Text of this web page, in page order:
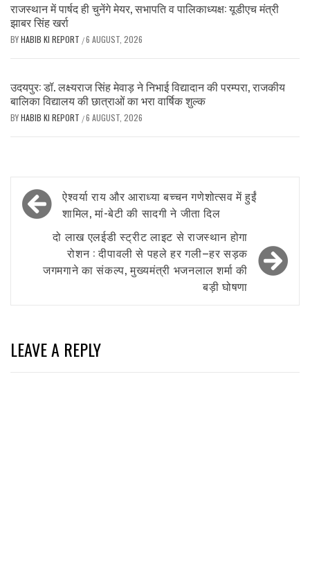
राजस्थान में पार्षद ही चुनेंगे मेयर, सभापति व पालिकाध्यक्ष: यूडीएच मंत्री
झाबर सिंह खर्रा
BYHABIB KI REPORT /6 AUGUST, 2026
उदयपुर: डॉ. लक्ष्यराज सिंह मेवाड़ ने निभाई विद्यादान की परम्परा, राजकीय
बालिका विद्यालय की छात्राओं का भरा वार्षिक शुल्क
BYHABIB KI REPORT /6 AUGUST, 2026
Post
navigation
ऐश्वर्या राय और आराध्या बच्चन गणेशोत्सव में हुईं
शामिल, मां-बेटी की सादगी ने जीता दिल
दो लाख एलईडी स्ट्रीट लाइट से राजस्थान होगा
रोशन : दीपावली से पहले हर गली–हर सड़क
जगमगाने का संकल्प, मुख्यमंत्री भजनलाल शर्मा की
बड़ी घोषणा
LEAVE A REPLY